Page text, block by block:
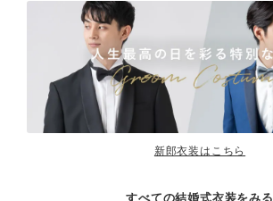
新郎衣装はこちら
すべての結婚式衣装をみる